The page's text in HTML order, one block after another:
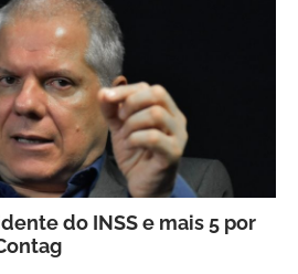
do INSS e mais 5 por